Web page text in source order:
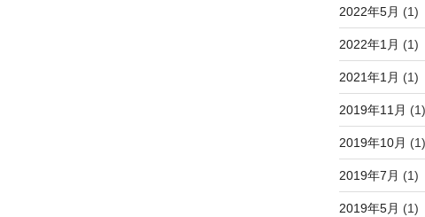
2022年5月 (1)
2022年1月 (1)
2021年1月 (1)
2019年11月 (1)
2019年10月 (1)
2019年7月 (1)
2019年5月 (1)